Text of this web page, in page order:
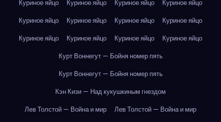
Куриное яйцо
Куриное яйцо Куриное яйцо
Куриное яйцо
Куриное яйцо
Куриное яйцо Куриное яйцо
Куриное яйцо
Куриное яйцо
Куриное яйцо Куриное яйцо
Куриное яйцо
Курт Воннегут — Бойня номер пять
Курт Воннегут — Бойня номер пять
Кэн Кизи — Над кукушкиным гнездом
Лев Толстой — Война и мир
Лев Толстой — Война и мир